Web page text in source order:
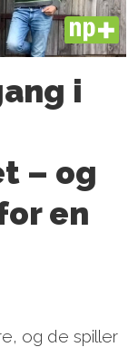
PLUS
i
– og
en
og de spiller